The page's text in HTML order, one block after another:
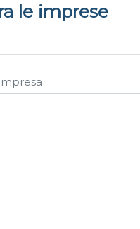
le imprese